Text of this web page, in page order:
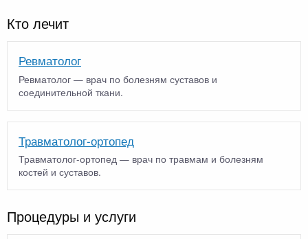
Кто лечит
Ревматолог
Ревматолог — врач по болезням суставов и
соединительной ткани.
Травматолог-ортопед
Травматолог-ортопед — врач по травмам и болезням
костей и суставов.
Процедуры и услуги